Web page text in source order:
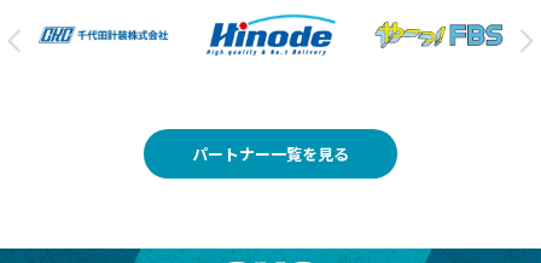
パートナー一覧を見る